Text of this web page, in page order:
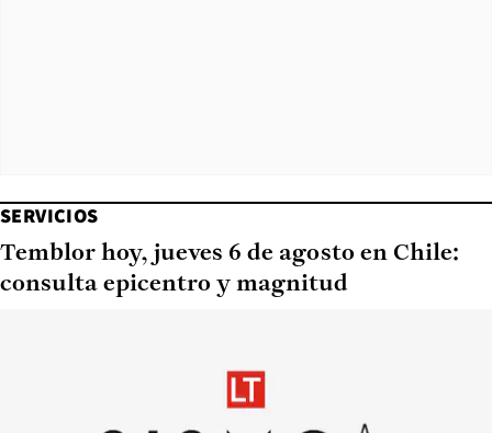
SERVICIOS
Temblor hoy, jueves 6 de agosto en Chile:
consulta epicentro y magnitud